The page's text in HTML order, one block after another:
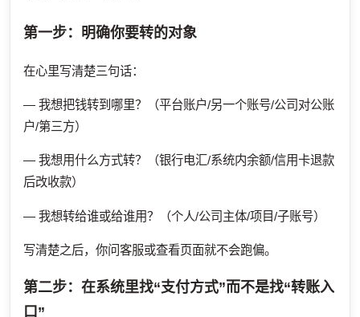
第一步：明确你要转的对象
在心里写清楚三句话：
— 我想把钱转到哪里？（平台账户/另一个账号/公司对公账
户/第三方）
— 我想用什么方式转？（银行电汇/系统内余额/信用卡退款
后改收款）
— 我想转给谁或给谁用？（个人/公司主体/项目/子账号）
写清楚之后，你问客服或查看页面就不会跑偏。
第二步：在系统里找“支付方式”而不是找“转账入
口”